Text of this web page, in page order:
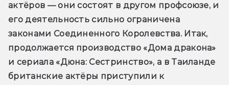
актёров — они состоят в другом профсоюзе, и
его деятельность сильно ограничена
законами Соединенного Королевства. Итак,
продолжается производство «Дома дракона»
и сериала «Дюна: Сестринство», а в Таиланде
британские актёры приступили к